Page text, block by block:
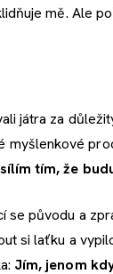
mě. Ale
játra za
myšlenkové
tím, že
se původu a
si laťku a
Jím, jenom